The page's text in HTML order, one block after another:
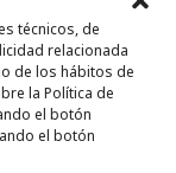
técnicos, de
relacionada
de los hábitos de
la Política de
el botón
el botón
Branded